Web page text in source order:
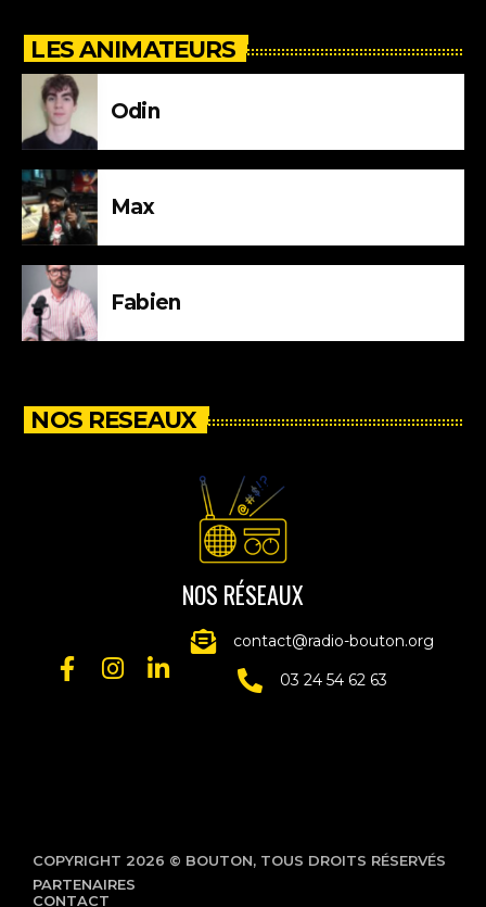
LES ANIMATEURS
Odin
Max
Fabien
NOS RESEAUX
NOS RÉSEAUX
contact@radio-bouton.org
03 24 54 62 63
COPYRIGHT 2026 © BOUTON, TOUS DROITS RÉSERVÉS
PARTENAIRES
CONTACT